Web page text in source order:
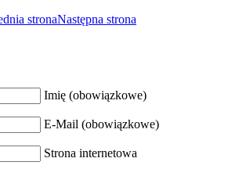
stronaNastępna strona
Imię (obowiązkowe)
E-Mail (obowiązkowe)
Strona internetowa